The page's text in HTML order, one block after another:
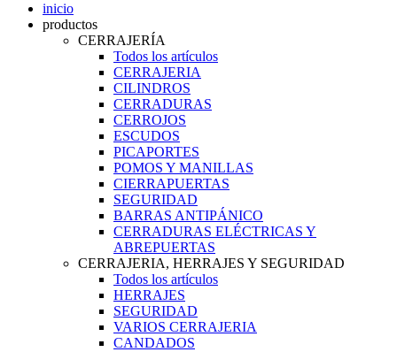
inicio
productos
CERRAJERÍA
Todos los artículos
CERRAJERIA
CILINDROS
CERRADURAS
CERROJOS
ESCUDOS
PICAPORTES
POMOS Y MANILLAS
CIERRAPUERTAS
SEGURIDAD
BARRAS ANTIPÁNICO
CERRADURAS ELÉCTRICAS Y
ABREPUERTAS
CERRAJERIA, HERRAJES Y SEGURIDAD
Todos los artículos
HERRAJES
SEGURIDAD
VARIOS CERRAJERIA
CANDADOS